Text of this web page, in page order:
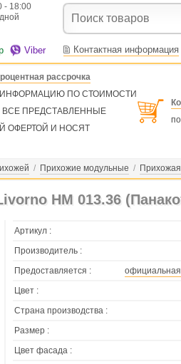
- 18:00
Viber Контактная информация
рассрочка
ИНФОРМАЦИЮ ПО СТОИМОСТИ
ПРЕДСТАВЛЕННЫЕ
ОФЕРТОЙ И НОСЯТ
/ Прихожие модульные /
НМ 013.36
Артикул :
Производитель :
Предоставляется :
официальная
Цвет :
Страна производства :
Размер :
Цвет фасада :